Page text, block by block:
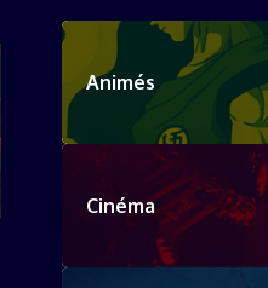
Animés
Cinéma